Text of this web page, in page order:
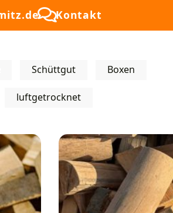
Kontakt
Schüttgut Boxen
luftgetrocknet